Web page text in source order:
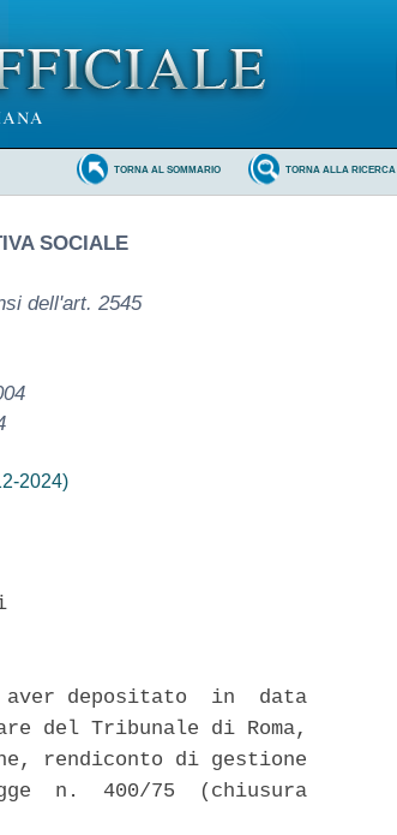
TORNA ALLA RICERCA
TORNA AL SOMMARIO
SOCIALE
dell'art. 2545
2024)
depositato  in  data
del Tribunale di Roma,
rendiconto di gestione
n.  400/75  (chiusura